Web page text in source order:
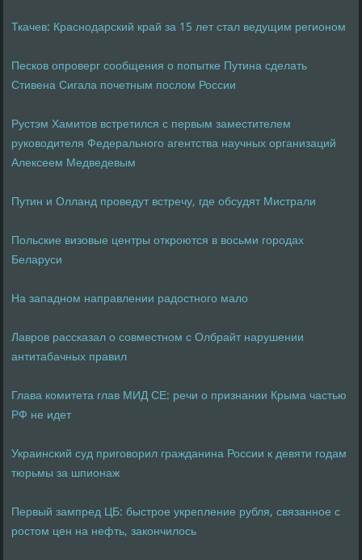
Ткачев: Краснодарский край за 15 лет стал ведущим регионом
Песков опроверг сообщения о попытке Путина сделать
Стивена Сигала почетным послом России
Рустэм Хамитов встретился с первым заместителем
руководителя Федерального агентства научных организаций
Алексеем Медведевым
Путин и Олланд проведут встречу, где обсудят Мистрали
Польские визовые центры откроются в восьми городах
Беларуси
На западном направлении радостного мало
Лавров рассказал о совместном с Олбрайт нарушении
антитабачных правил
Глава комитета глав МИД СЕ: речи о признании Крыма частью
РФ не идет
Украинский суд приговорил гражданина России к девяти годам
тюрьмы за шпионаж
Первый зампред ЦБ: быстрое укрепление рубля, связанное с
ростом цен на нефть, закончилось